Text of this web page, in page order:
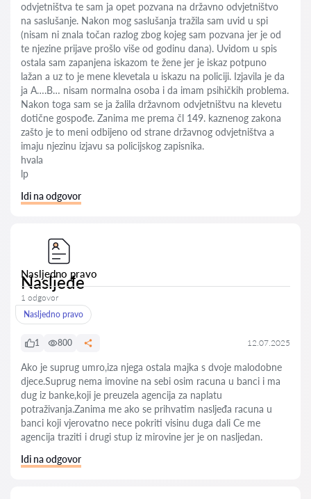
odvjetništva te sam ja opet pozvana na državno odvjetništvo
na saslušanje. Nakon mog saslušanja tražila sam uvid u spi
(nisam ni znala točan razlog zbog kojeg sam pozvana jer je od
te njezine prijave prošlo više od godinu dana). Uvidom u spis
ostala sam zapanjena iskazom te žene jer je iskaz potpuno
lažan a uz to je mene klevetala u iskazu na policiji. Izjavila je da
ja A….B… nisam normalna osoba i da imam psihičkih problema.
Nakon toga sam se ja žalila državnom odvjetništvu na klevetu
dotične gospođe. Zanima me prema čl 149. kaznenog zakona
zašto je to meni odbijeno od strane državnog odvjetništva a
imaju njezinu izjavu sa policijskog zapisnika.
hvala
lp
Idi na odgovor
Nasljedno pravo
Nasljeđe
1 odgovor
Nasljedno pravo
1 800 12.07.2025
Ako je suprug umro,iza njega ostala majka s dvoje malodobne
djece.Suprug nema imovine na sebi osim racuna u banci i ma
dug iz banke,koji je preuzela agencija za naplatu
potraživanja.Zanima me ako se prihvatim nasljeđa racuna u
banci koji vjerovatno nece pokriti visinu duga dali Ce me
agencija traziti i drugi stup iz mirovine jer je on nasljedan.
Idi na odgovor